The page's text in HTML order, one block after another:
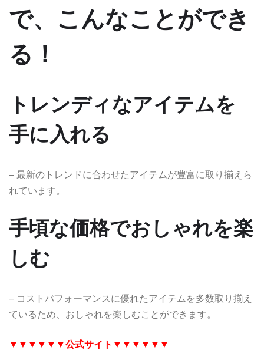
で、こんなことができ
る！
トレンディなアイテムを
手に入れる
– 最新のトレンドに合わせたアイテムが豊富に取り揃えら
れています。
手頃な価格でおしゃれを楽
しむ
– コストパフォーマンスに優れたアイテムを多数取り揃え
ているため、おしゃれを楽しむことができます。
▼▼▼▼▼▼公式サイト ▼▼▼▼▼▼